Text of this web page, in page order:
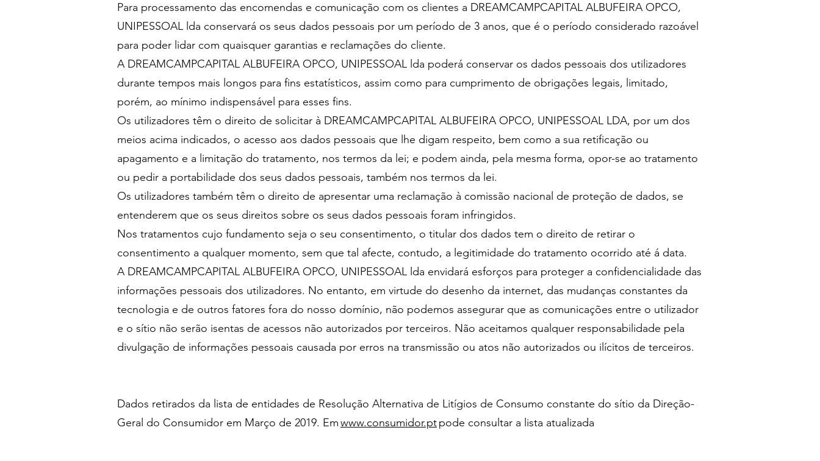
Para processamento das encomendas e comunicação com os clientes a DREAMCAMPCAPITAL ALBUFEIRA OPCO,
UNIPESSOAL lda conservará os seus dados pessoais por um período de 3 anos, que é o período considerado razoável
para poder lidar com quaisquer garantias e reclamações do cliente.
A DREAMCAMPCAPITAL ALBUFEIRA OPCO, UNIPESSOAL lda poderá conservar os dados pessoais dos utilizadores
durante tempos mais longos para fins estatísticos, assim como para cumprimento de obrigações legais, limitado,
porém, ao mínimo indispensável para esses fins.
Os utilizadores têm o direito de solicitar à DREAMCAMPCAPITAL ALBUFEIRA OPCO, UNIPESSOAL LDA, por um dos
meios acima indicados, o acesso aos dados pessoais que lhe digam respeito, bem como a sua retificação ou
apagamento e a limitação do tratamento, nos termos da lei; e podem ainda, pela mesma forma, opor-se ao tratamento
ou pedir a portabilidade dos seus dados pessoais, também nos termos da lei.
Os utilizadores também têm o direito de apresentar uma reclamação à comissão nacional de proteção de dados, se
entenderem que os seus direitos sobre os seus dados pessoais foram infringidos.
Nos tratamentos cujo fundamento seja o seu consentimento, o titular dos dados tem o direito de retirar o
consentimento a qualquer momento, sem que tal afecte, contudo, a legitimidade do tratamento ocorrido até á data.
A DREAMCAMPCAPITAL ALBUFEIRA OPCO, UNIPESSOAL lda envidará esforços para proteger a confidencialidade das
informações pessoais dos utilizadores. No entanto, em virtude do desenho da internet, das mudanças constantes da
tecnologia e de outros fatores fora do nosso domínio, não podemos assegurar que as comunicações entre o utilizador
e o sítio não serão isentas de acessos não autorizados por terceiros. Não aceitamos qualquer responsabilidade pela
divulgação de informações pessoais causada por erros na transmissão ou atos não autorizados ou ilícitos de terceiros.
Dados retirados da lista de entidades de Resolução Alternativa de Litígios de Consumo constante do sítio da Direção-
Geral do Consumidor em Março de 2019. Emwww.consumidor.ptpode consultar a lista atualizada